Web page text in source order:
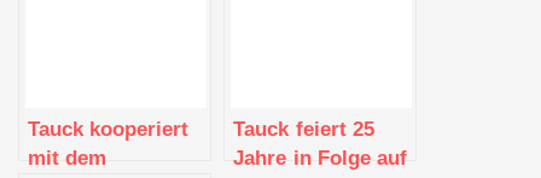
Tauck kooperiert
mit dem
Tauck feiert 25
Jahre in Folge auf